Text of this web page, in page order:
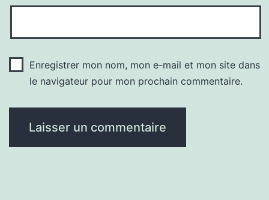
Enregistrer mon nom, mon e-mail et mon site dans
le navigateur pour mon prochain commentaire.